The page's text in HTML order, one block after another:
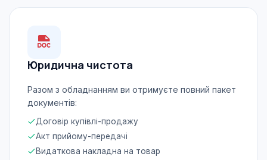
Юридична чистота
Разом з обладнанням ви отримуєте повний пакет
документів:
Договір купівлі-продажу
Акт прийому-передачі
Видаткова накладна на товар